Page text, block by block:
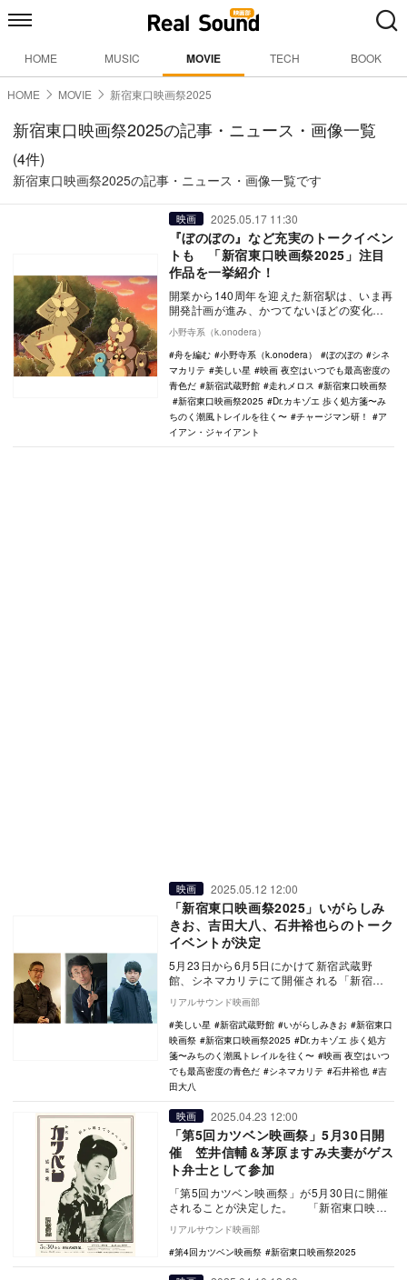
HOME MUSIC MOVIE TECH BOOK
HOME MOVIE 新宿東口映画祭2025
新宿東口映画祭2025の記事・ニュース・画像一覧
(4件)
新宿東口映画祭2025の記事・ニュース・画像一覧です
映画 2025.05.17 11:30
『ぼのぼの』など充実のトークイベン
トも 「新宿東口映画祭2025」注目
作品を一挙紹介！
開業から140周年を迎えた新宿駅は、いま再
開発計画が進み、かつてないほどの変化の
ただなかにある。駅の顔の一つ、小田急百
貨店本館の…
小野寺系（k.onodera）
舟を編む
小野寺系（k.onodera） ぼのぼの
シネ
マカリテ
美しい星
映画 夜空はいつでも最高密度の
青色だ
新宿武蔵野館 走れメロス
新宿東口映画祭
新宿東口映画祭2025
Dr.カキゾエ 歩く処方箋〜み
ちのく潮風トレイルを往く〜
チャージマン研！
ア
イアン・ジャイアント
映画 2025.05.12 12:00
「新宿東口映画祭2025」いがらしみ
きお、吉田大八、石井裕也らのトーク
イベントが決定
5月23日から6月5日にかけて新宿武蔵野
館、シネマカリテにて開催される「新宿東
口映画祭2025」のトークイベント情報が発
表された…
リアルサウンド映画部
美しい星
新宿武蔵野館 いがらしみきお
新宿東口
映画祭
新宿東口映画祭2025
Dr.カキゾエ 歩く処方
箋〜みちのく潮風トレイルを往く〜
映画 夜空はいつ
でも最高密度の青色だ
シネマカリテ 石井裕也
吉
田大八
映画 2025.04.23 12:00
「第5回カツベン映画祭」5月30日開
催 笠井信輔＆茅原ますみ夫妻がゲス
ト弁士として参加
「第5回カツベン映画祭」が5月30日に開催
されることが決定した。 「新宿東口映画
祭2025」の提携企画として、5回目の開催
と…
リアルサウンド映画部
第4回カツベン映画祭
新宿東口映画祭2025